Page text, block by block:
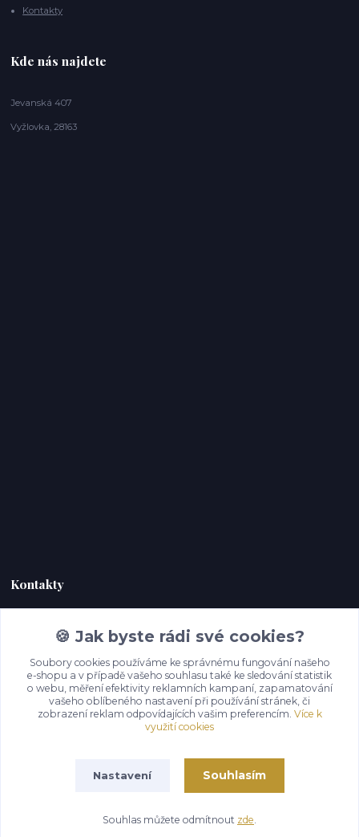
Kontakty
Kde nás najdete
Jevanská 407
Vyžlovka, 28163
Kontakty
Zákaznická podpora Hoky kůže
+420 732 292 232
(Po-Pá, 9-18 hod.)
info@hoky-kuze.cz
Vytvořeno na Eshop-rychle.cz
🍪 Jak byste rádi své cookies?
Soubory cookies používáme ke správnému fungování našeho
e-shopu a v případě vašeho souhlasu také ke sledování statistik
o webu, měření efektivity reklamních kampaní, zapamatování
vašeho oblíbeného nastavení při používání stránek, či
zobrazení reklam odpovídajících vašim preferencím. Více k
využití cookies
Nastavení Souhlasím
Souhlas můžete odmítnout zde